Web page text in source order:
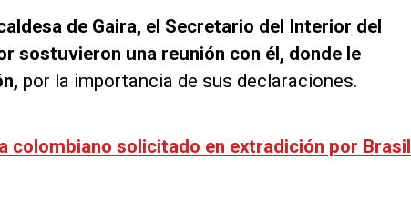
de Gaira, el Secretario del Interior del
sostuvieron una reunión con él, donde le
por la importancia de sus declaraciones.
colombiano solicitado en extradición por Brasil